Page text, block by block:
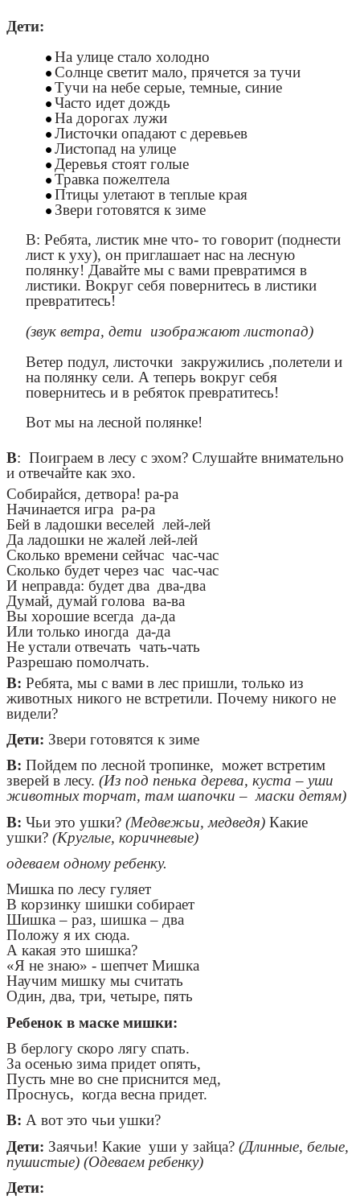
Дети:
На улице стало холодно
Солнце светит мало, прячется за тучи
Tучи на небе серые, темные, синие
Часто идет дождь
На дорогах лужи
Листочки опадают с деревьев
Листопад на улице
Деревья стоят голые
Травка пожелтела
Птицы улетают в теплые края
Звери готовятся к зиме
В: Ребята, листик мне что- то говорит (поднести
лист к уху), он приглашает нас на лесную
полянку! Давайте мы с вами превратимся в
листики. Вокруг себя повернитесь в листики
превратитесь!
(звук ветра, дети изображают листопад)
Ветер подул, листочки закружились ,полетели и
на полянку сели. А теперь вокруг себя
повернитесь и в ребяток превратитесь!
Вот мы на лесной полянке!
В: Поиграем в лесу с эхом? Слушайте внимательно
и отвечайте как эхо.
Собирайся, детвора! ра-ра
Начинается игра ра-ра
Бей в ладошки веселей лей-лей
Да ладошки не жалей лей-лей
Сколько времени сейчас час-час
Сколько будет через час час-час
И неправда: будет два два-два
Думай, думай голова ва-ва
Вы хорошие всегда да-да
Или только иногда да-да
Не устали отвечать чать-чать
Разрешаю помолчать.
В: Ребята, мы с вами в лес пришли, только из
животных никого не встретили. Почему никого не
видели?
Дети: Звери готовятся к зиме
В: Пойдем по лесной тропинке, может встретим
зверей в лесу. (Из под пенька дерева, куста – уши
животных торчат, там шапочки – маски детям)
В: Чьи это ушки? (Медвежьи, медведя) Какие
ушки? (Круглые, коричневые)
одеваем одному ребенку.
Мишка по лесу гуляет
В корзинку шишки собирает
Шишка – раз, шишка – два
Положу я их сюда.
А какая это шишка?
«Я не знаю» - шепчет Мишка
Научим мишку мы считать
Один, два, три, четыре, пять
Ребенок в маске мишки:
В берлогу скоро лягу спать.
За осенью зима придет опять,
Пусть мне во сне приснится мед,
Проснусь, когда весна придет.
В: А вот это чьи ушки?
Дети: Заячьи! Какие уши у зайца? (Длинные, белые,
пушистые) (Одеваем ребенку)
Дети: